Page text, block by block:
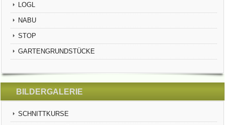
LOGL
NABU
STOP
GARTENGRUNDSTÜCKE
BILDERGALERIE
SCHNITTKURSE